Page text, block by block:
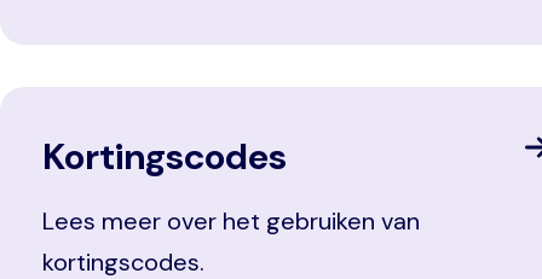
Kortingscodes
Lees meer over het gebruiken van
kortingscodes.